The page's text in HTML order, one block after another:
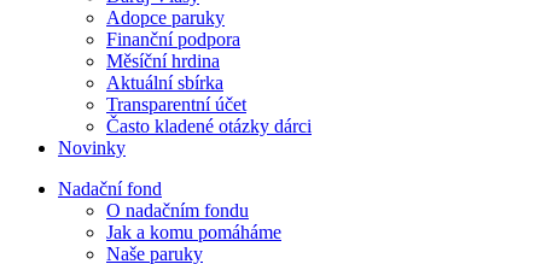
Adopce paruky
Finanční podpora
Měsíční hrdina
Aktuální sbírka
Transparentní účet
Často kladené otázky dárci
Novinky
Nadační fond
O nadačním fondu
Jak a komu pomáháme
Naše paruky